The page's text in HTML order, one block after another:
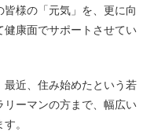
様の「元気」を、更に向
康面でサポートさせてい
近、住み始めたという若
リーマンの方まで、幅広い
。